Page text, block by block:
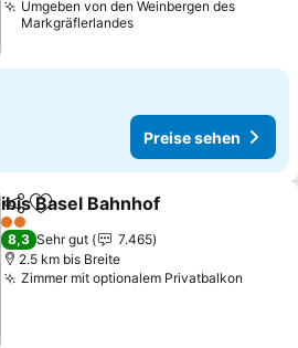
Umgeben von den Weinbergen des
Markgräflerlandes
Preise sehen
TeilenZu Favoriten hinzufügen
ibis Basel Bahnhof
2 Sterne
8,3 Sehr gut
7.465
2.5 km bis Breite
Zimmer mit optionalem Privatbalkon